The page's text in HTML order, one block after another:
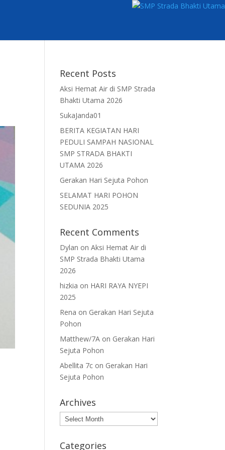
Recent Posts
Aksi Hemat Air di SMP Strada
Bhakti Utama 2026
SukaJanda01
BERITA KEGIATAN HARI
PEDULI SAMPAH NASIONAL
SMP STRADA BHAKTI
UTAMA 2026
Gerakan Hari Sejuta Pohon
SELAMAT HARI POHON
SEDUNIA 2025
Recent Comments
Dylan onAksi Hemat Air di
SMP Strada Bhakti Utama
2026
hizkia on HARI RAYA NYEPI
2025
Rena on Gerakan Hari Sejuta
Pohon
Matthew/7A on Gerakan Hari
Sejuta Pohon
Abellita 7c on Gerakan Hari
Sejuta Pohon
Archives
Archives
Categories